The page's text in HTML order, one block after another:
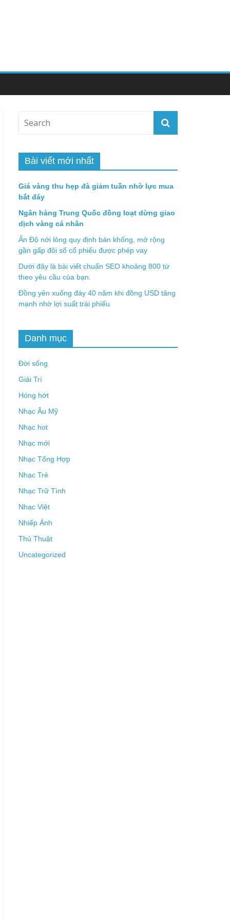
Bài viết mới nhất
Giá vàng thu hẹp đà giảm tuần nhờ lực mua
bắt đáy
Ngân hàng Trung Quốc đồng loạt dừng giao
dịch vàng cá nhân
Ấn Độ nới lỏng quy định bán khống, mở rộng
gần gấp đôi số cổ phiếu được phép vay
Dưới đây là bài viết chuẩn SEO khoảng 800 từ
theo yêu cầu của bạn.
Đồng yên xuống đáy 40 năm khi đồng USD tăng
mạnh nhờ lợi suất trái phiếu
Danh mục
Đời sống
Giải Trí
Hóng hớt
Nhạc Âu Mỹ
Nhạc hot
Nhạc mới
Nhạc Tổng Hợp
Nhạc Trẻ
Nhạc Trữ Tình
Nhạc Việt
Nhiếp Ảnh
Thủ Thuật
Uncategorized